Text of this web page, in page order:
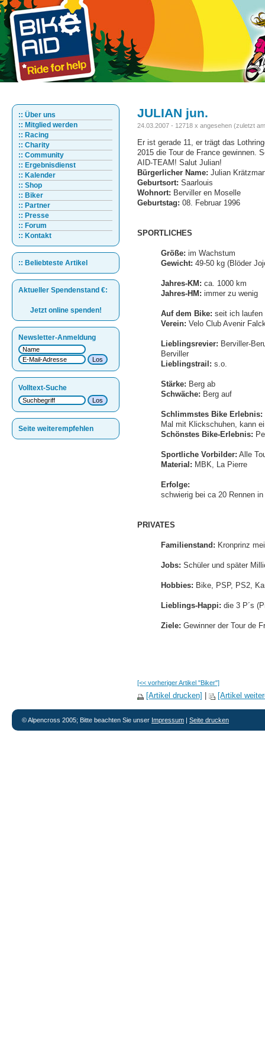
:: Über uns
:: Mitglied werden
:: Racing
:: Charity
:: Community
:: Ergebnisdienst
:: Kalender
:: Shop
:: Biker
:: Partner
:: Presse
:: Forum
:: Kontakt
:: Beliebteste Artikel
Aktueller Spendenstand €:
Jetzt online spenden!
Newsletter-Anmeldung
Volltext-Suche
Seite weiterempfehlen
JULIAN jun.
24.03.2007 - 12718 x angesehen (zuletzt
Er ist gerade 11, er trägt das
2015 die Tour de France gewinnen.
AID-TEAM! Salut Julian!
Bürgerlicher Name: Julian
Geburtsort: Saarlouis
Wohnort: Berviller en Moselle
Geburtstag: 08. Februar 1996
SPORTLICHES
Größe: im Wachstum
Gewicht: 49-50 kg (Blöder
Jahres-KM: ca. 1000 km
Jahres-HM: immer zu wenig
Auf dem Bike: seit ich laufen
Verein: Velo Club Avenir
Lieblingsrevier: Berviller-
Berviller
Lieblingstrail: s.o.
Stärke: Berg ab
Schwäche: Berg auf
Schlimmstes Bike Erlebnis:
Mal mit Klickschuhen, kann
Schönstes Bike-Erlebnis:
Sportliche Vorbilder: Alle
Material: MBK, La Pierre
Erfolge:
schwierig bei ca 20 Rennen
PRIVATES
Familienstand: Kronprinz
Jobs: Schüler und später
Hobbies: Bike, PSP, PS2,
Lieblings-Happi: die 3 P´s
Ziele: Gewinner der Tour de
[<< vorheriger Artikel "Biker"]
[Artikel drucken] [Artikel
© Alpencross 2005; Bitte beachten Sie unser Impressum Seite drucken